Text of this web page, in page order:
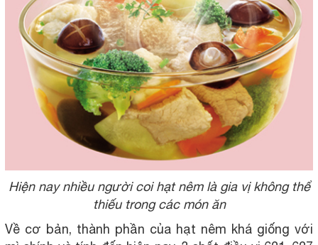
Hiện nay nhiều người coi hạt nêm là gia vị không thể
thiếu trong các món ăn
Về cơ bản, thành phần của hạt nêm khá giống với